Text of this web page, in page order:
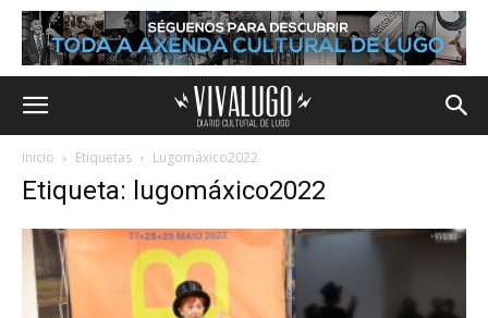
Inicio Etiquetas Lugomáxico2022
Etiqueta: lugomáxico2022